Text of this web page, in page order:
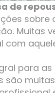
de
sobre
Muitas
com
para
são